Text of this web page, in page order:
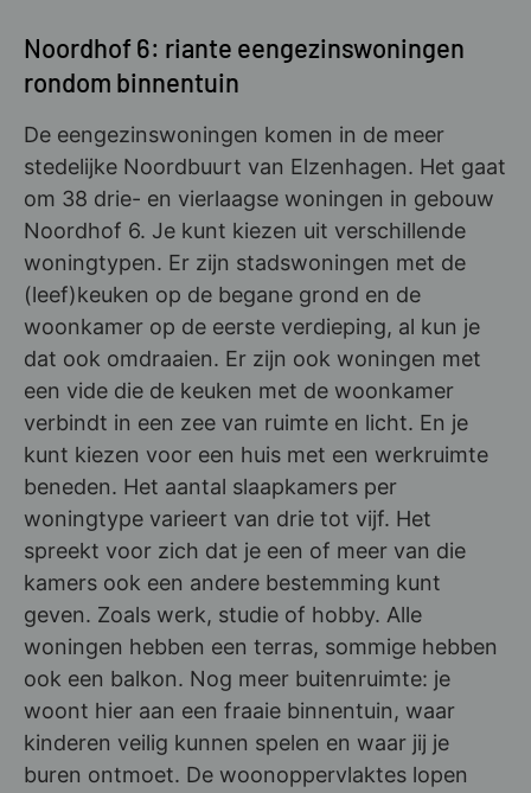
Noordhof 6: riante eengezinswoningen
rondom binnentuin
De eengezinswoningen komen in de meer
stedelijke Noordbuurt van Elzenhagen. Het gaat
om 38 drie- en vierlaagse woningen in gebouw
Noordhof 6. Je kunt kiezen uit verschillende
woningtypen. Er zijn stadswoningen met de
(leef)keuken op de begane grond en de
woonkamer op de eerste verdieping, al kun je
dat ook omdraaien. Er zijn ook woningen met
een vide die de keuken met de woonkamer
verbindt in een zee van ruimte en licht. En je
kunt kiezen voor een huis met een werkruimte
beneden. Het aantal slaapkamers per
woningtype varieert van drie tot vijf. Het
spreekt voor zich dat je een of meer van die
kamers ook een andere bestemming kunt
geven. Zoals werk, studie of hobby. Alle
woningen hebben een terras, sommige hebben
ook een balkon. Nog meer buitenruimte: je
woont hier aan een fraaie binnentuin, waar
kinderen veilig kunnen spelen en waar jij je
buren ontmoet. De woonoppervlaktes lopen